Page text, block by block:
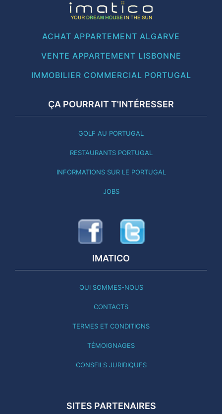
ACHAT APPARTEMENT ALGARVE
VENTE APPARTEMENT LISBONNE
IMMOBILIER COMMERCIAL PORTUGAL
ÇA POURRAIT T'INTÉRESSER
GOLF AU PORTUGAL
RESTAURANTS PORTUGAL
INFORMATIONS SUR LE PORTUGAL
JOBS
IMATICO
QUI SOMMES-NOUS
CONTACTS
TERMES ET CONDITIONS
TÉMOIGNAGES
CONSEILS JURIDIQUES
SITES PARTENAIRES